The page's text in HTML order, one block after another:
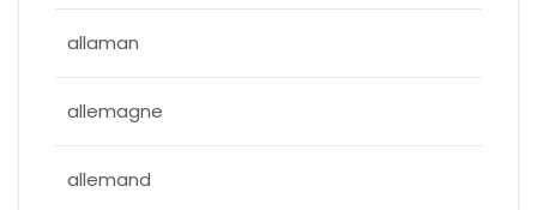
allaman
allemagne
allemand